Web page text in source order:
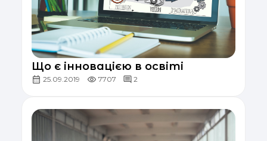
Що є інновацією в освіті
25.09.2019 7707 2